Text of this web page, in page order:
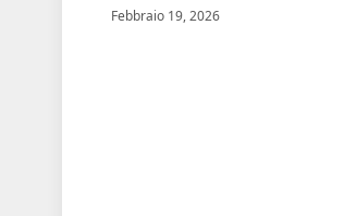
Febbraio 19, 2026